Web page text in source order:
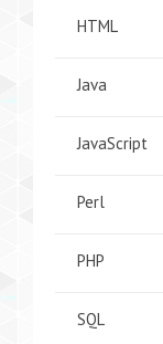
HTML
Java
JavaScript
Perl
PHP
SQL